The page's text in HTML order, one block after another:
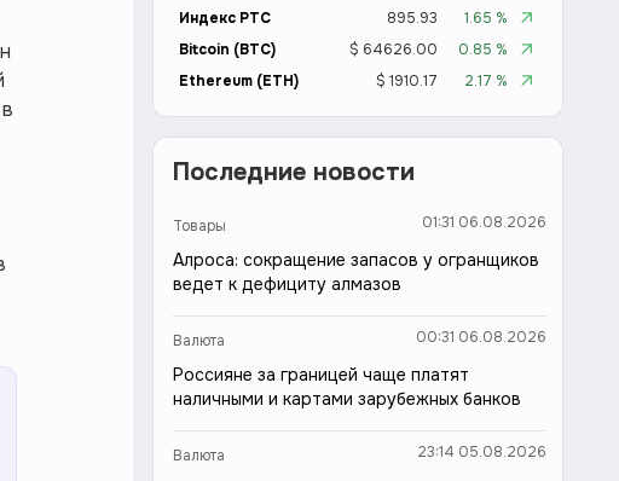
Индекс РТС
895.93
1.65 %
Bitcoin (BTC)
$ 64626.00
0.85 %
Ethereum (ETH)
$ 1910.17 2.17 %
Последние новости
Товары 01:31 06.08.2026
Алроса: сокращение запасов у огранщиков
ведет к дефициту алмазов
Валюта 00:31 06.08.2026
Россияне за границей чаще платят
наличными и картами зарубежных банков
Валюта 23:14 05.08.2026